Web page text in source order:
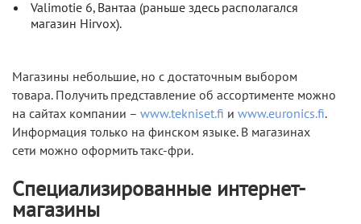
Valimotie 6, Вантаа (раньше здесь располагался
магазин Hirvox).
Магазины небольшие, но с достаточным выбором
товара. Получить представление об ассортименте можно
на сайтах компании – www.tekniset.fi и www.euronics.fi.
Информация только на финском языке. В магазинах
сети можно оформить такс-фри.
Специализированные интернет-
магазины